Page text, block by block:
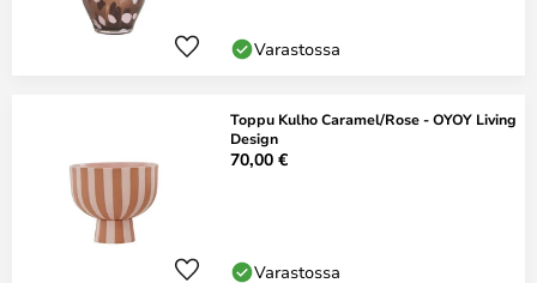
Varastossa
Toppu Kulho Caramel/Rose - OYOY Living
Design
70,00 €
Varastossa